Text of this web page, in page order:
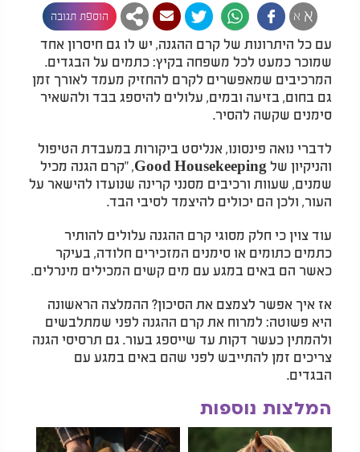
א א הוספת תגובה
עם כל היתרונות של קרם ההגנה, יש לו גם חיסרון אחד
שמוכר כמעט לכל משפחה בקיץ: כתמים על הבגדים.
המרכיבים שמאפשרים לקרם להחזיק מעמד לאורך זמן
גם בחום, בזיעה ובמים, עלולים להיספג בבד ולהשאיר
סימנים שקשה להסיר.
לדברי נואה פינסונו, אנליסט ביקורות במעבדת הטיפול
והניקיון של Good Housekeeping, "קרם הגנה מכיל
שמנים, שעוות ורכיבים מסנני קרינה שנועדו להישאר על
העור, ולכן הם יכולים להיצמד לסיבי הבד.
עוד צוין כי חלק מסוגי קרם ההגנה עלולים להותיר
כתמים כתומים או סימנים המזכירים חלודה, בעיקר
כאשר הם באים במגע עם מים קשים המכילים מינרלים.
אז איך אפשר לצמצם את הסיכון? ההמלצה הראשונה
היא פשוטה: למרוח את קרם ההגנה לפני שמתלבשים
ולהמתין כעשר דקות עד שייספג בעור. גם תרסיסי הגנה
צריכים זמן להתייבש לפני שהם באים במגע עם
הבגדים.
המלצות נוספות